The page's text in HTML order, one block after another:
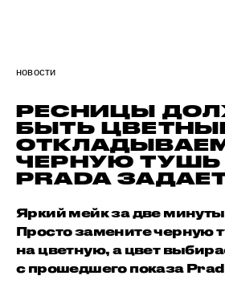
новости
РЕСНИЦЫ
БЫТЬ
ЧЕРНУЮ ТУШЬ
PRADA
Яркий мейк за две
Просто замените черную
на цветную, а цвет
с прошедшего показа